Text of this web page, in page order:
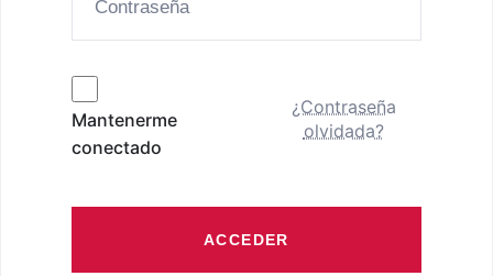
Mantenerme
conectado
¿Contraseña
olvidada?
ACCEDER